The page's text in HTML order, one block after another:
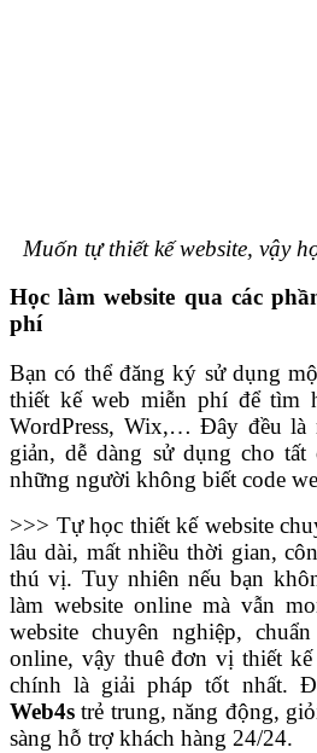
Muốn tự thiết kế website, vậy
Học làm website qua các
phí
Bạn có thể đăng ký sử dụng
thiết kế web miễn phí để tìm
WordPress, Wix,… Đây đều là
giản, dễ dàng sử dụng cho
những người không biết code
>>> Tự học thiết kế website
lâu dài, mất nhiều thời gian,
thú vị. Tuy nhiên nếu bạn
làm website online mà vẫn
website chuyên nghiệp,
online, vậy thuê đơn vị thiết
chính là giải pháp tốt nhất.
Web4s trẻ trung, năng động,
sàng hỗ trợ khách hàng 24/24.